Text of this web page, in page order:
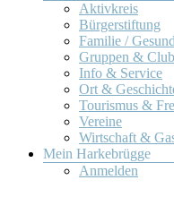
Aktivkreis
Bürgerstiftung
Familie /
Gruppen &
Info & Service
Ort &
Tourismus &
Vereine
Wirtschaft &
Mein Harkebrügge
Anmelden